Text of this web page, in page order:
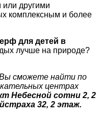
другими
комплексным и более
для детей в
лучше на природе?
сможете найти по
центрах
Небесной сотни 2, 2
32, 2 этаж.